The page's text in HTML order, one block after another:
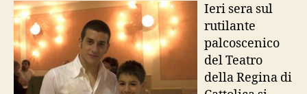
Ieri sera sul
rutilante
palcoscenico
del Teatro
della Regina di